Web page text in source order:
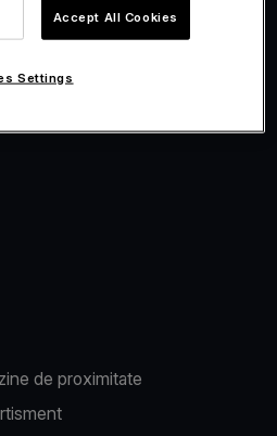
de proximitate
Accept All Cookies
Settings